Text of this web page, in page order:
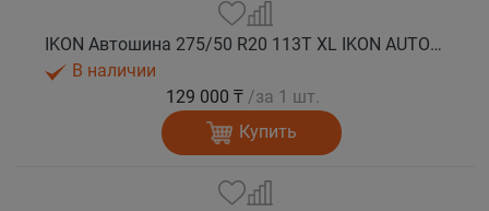
IKON Автошина 275/50 R20 113T XL IKON AUTOGRAPH ICE 9 SUV шип.
В наличии
129 000 ₸ /за 1 шт.
Купить